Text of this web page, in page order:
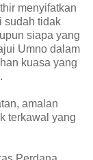
menyifatkan
sudah tidak
siapa yang
Umno dalam
kuasa yang
amalan
terkawal yang